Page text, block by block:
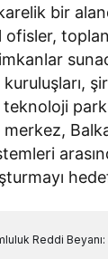
bir
teknoloji
Reddi Beyanı: